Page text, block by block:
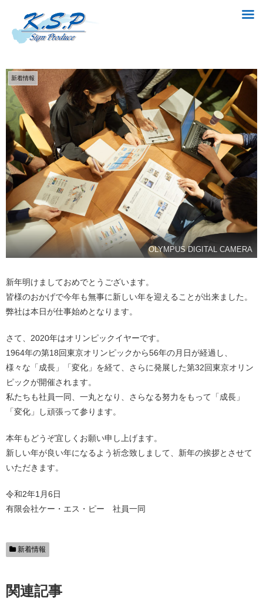
新着情報
OLYMPUS DIGITAL CAMERA
新年明けましておめでとうございます。
皆様のおかげで今年も無事に新しい年を迎えることが出来ました。
弊社は本日が仕事始めとなります。
さて、2020年はオリンピックイヤーです。
1964年の第18回東京オリンピックから56年の月日が経過し、
様々な「成長」「変化」を経て、さらに発展した第32回東京オリン
ピックが開催されます。
私たちも社員一同、一丸となり、さらなる努力をもって「成長」
「変化」し頑張って参ります。
本年もどうぞ宜しくお願い申し上げます。
新しい年が良い年になるよう祈念致しまして、新年の挨拶とさせて
いただきます。
令和2年1月6日
有限会社ケー・エス・ピー 社員一同
新着情報
関連記事